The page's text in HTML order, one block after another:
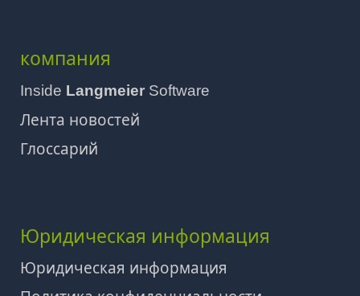
компания
Inside Langmeier Software
Лента новостей
Глоссарий
Юридическая информация
Юридическая информация